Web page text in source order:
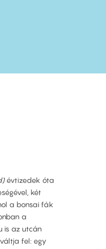
évtizedek óta
két
a bonsai fák
a
is az utcán
fel: egy